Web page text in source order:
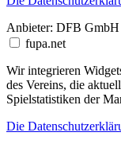
Anbieter: DFB
fupa.net
Wir integrieren
des Vereins, die
Spielstatistiken der
Die